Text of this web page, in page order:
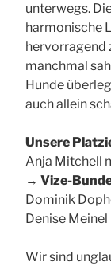
unterwegs.
harmonische
hervorragend
manchmal
Hunde
auch allein
Unsere
Anja Mitchell
→ Vize-
Dominik
Denise
Wir sind